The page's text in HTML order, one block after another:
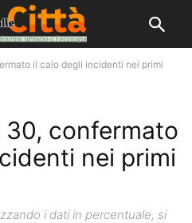
il calo degli incidenti nei primi
confermato
nei primi
i dati in percentuale, si